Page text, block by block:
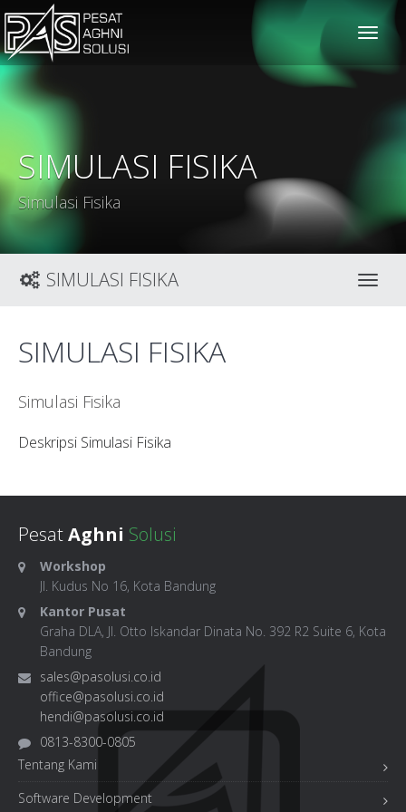
solusiteknis
SIMULASI FISIKA
Simulasi Fisika
SIMULASI FISIKA
SIMULASI FISIKA
Simulasi Fisika
Deskripsi Simulasi Fisika
PesatAghni Solusi
Workshop
Jl. Kudus No 16, Kota Bandung
Kantor Pusat
Graha DLA, Jl. Otto Iskandar Dinata No. 392 R2 Suite 6, Kota
Bandung
sales@pasolusi.co.id
office@pasolusi.co.id
hendi@pasolusi.co.id
0813-8300-0805
Tentang Kami
Software Development